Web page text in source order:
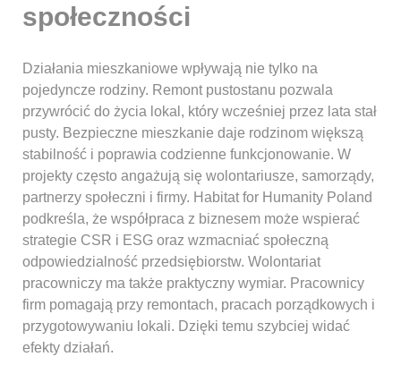
społeczności
Działania mieszkaniowe wpływają nie tylko na
pojedyncze rodziny. Remont pustostanu pozwala
przywrócić do życia lokal, który wcześniej przez lata stał
pusty. Bezpieczne mieszkanie daje rodzinom większą
stabilność i poprawia codzienne funkcjonowanie. W
projekty często angażują się wolontariusze, samorządy,
partnerzy społeczni i firmy. Habitat for Humanity Poland
podkreśla, że współpraca z biznesem może wspierać
strategie CSR i ESG oraz wzmacniać społeczną
odpowiedzialność przedsiębiorstw. Wolontariat
pracowniczy ma także praktyczny wymiar. Pracownicy
firm pomagają przy remontach, pracach porządkowych i
przygotowywaniu lokali. Dzięki temu szybciej widać
efekty działań.